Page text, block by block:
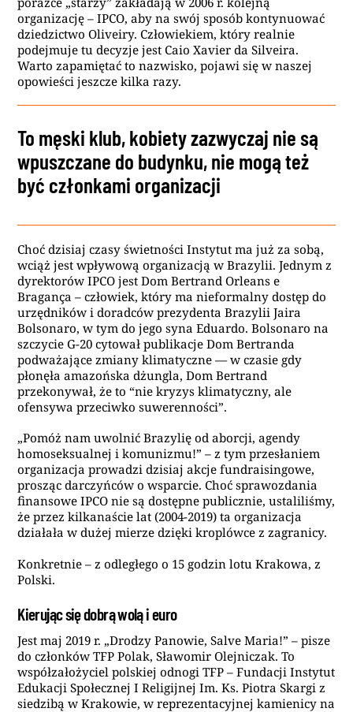
organizację – IPCO, aby na swój sposób kontynuować
dziedzictwo Oliveiry. Człowiekiem, który realnie
podejmuje tu decyzje jest Caio Xavier da Silveira.
Warto zapamiętać to nazwisko, pojawi się w naszej
opowieści jeszcze kilka razy.
To męski klub, kobiety zazwyczaj nie są
wpuszczane do budynku, nie mogą też
być członkami organizacji
Choć dzisiaj czasy świetności Instytut ma już za sobą,
wciąż jest wpływową organizacją w Brazylii. Jednym z
dyrektorów IPCO jest Dom Bertrand Orleans e
Bragança – człowiek, który ma nieformalny dostęp do
urzędników i doradców prezydenta Brazylii Jaira
Bolsonaro, w tym do jego syna Eduardo. Bolsonaro na
szczycie G-20 cytował publikacje Dom Bertranda
podważające zmiany klimatyczne — w czasie gdy
płonęła amazońska dżungla, Dom Bertrand
przekonywał, że to “nie kryzys klimatyczny, ale
ofensywa przeciwko suwerenności”.
„Pomóż nam uwolnić Brazylię od aborcji, agendy
homoseksualnej i komunizmu!” – z tym przesłaniem
organizacja prowadzi dzisiaj akcje fundraisingowe,
prosząc darczyńców o wsparcie. Choć sprawozdania
finansowe IPCO nie są dostępne publicznie, ustaliliśmy,
że przez kilkanaście lat (2004-2019) ta organizacja
działała w dużej mierze dzięki kroplówce z zagranicy.
Konkretnie – z odległego o 15 godzin lotu Krakowa, z
Polski.
Kierując się dobrą wolą i euro
Jest maj 2019 r. „Drodzy Panowie, Salve Maria!” – pisze
do członków TFP Polak, Sławomir Olejniczak. To
współzałożyciel polskiej odnogi TFP – Fundacji Instytut
Edukacji Społecznej I Religijnej Im. Ks. Piotra Skargi z
siedzibą w Krakowie, w reprezentacyjnej kamienicy na